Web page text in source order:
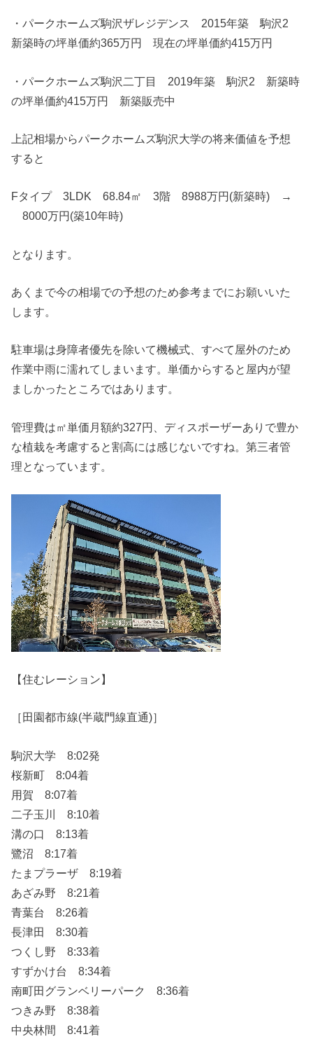
・パークホームズ駒沢ザレジデンス 2015年築 駒沢2
新築時の坪単価約365万円 現在の坪単価約415万円
・パークホームズ駒沢二丁目 2019年築 駒沢2 新築時
の坪単価約415万円 新築販売中
上記相場からパークホームズ駒沢大学の将来価値を予想
すると
Fタイプ 3LDK 68.84㎡ 3階 8988万円(新築時) →
8000万円(築10年時)
となります。
あくまで今の相場での予想のため参考までにお願いいた
します。
駐車場は身障者優先を除いて機械式、すべて屋外のため
作業中雨に濡れてしまいます。単価からすると屋内が望
ましかったところではあります。
管理費は㎡単価月額約327円、ディスポーザーありで豊か
な植栽を考慮すると割高には感じないですね。第三者管
理となっています。
【住むレーション】
［田園都市線(半蔵門線直通)］
駒沢大学 8:02発
桜新町 8:04着
用賀 8:07着
二子玉川 8:10着
溝の口 8:13着
鷺沼 8:17着
たまプラーザ 8:19着
あざみ野 8:21着
青葉台 8:26着
長津田 8:30着
つくし野 8:33着
すずかけ台 8:34着
南町田グランベリーパーク 8:36着
つきみ野 8:38着
中央林間 8:41着